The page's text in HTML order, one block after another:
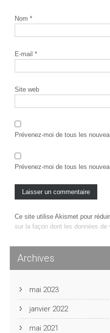
Nom *
E-mail *
Site web
Prévenez-moi de tous les
Prévenez-moi de tous les
Ce site utilise Akismet pour
sur la façon dont les données
Archives
mai 2023
janvier 2022
mai 2021